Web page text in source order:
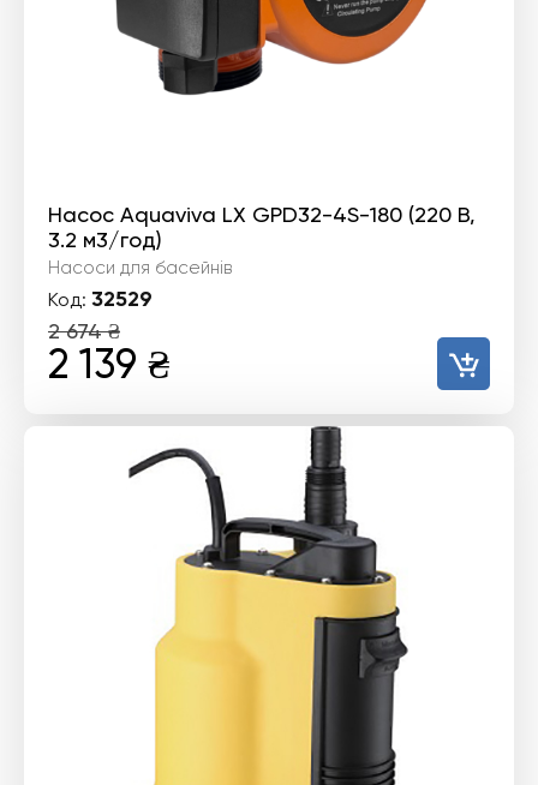
Насос Aquaviva LX GPD32-4S-180 (220 В,
3.2 м3/год)
Насоси для басейнів
Код: 32529
2 674₴
Оригінальна
ціна:
2 139 ₴
ціна:
2
139 ₴.